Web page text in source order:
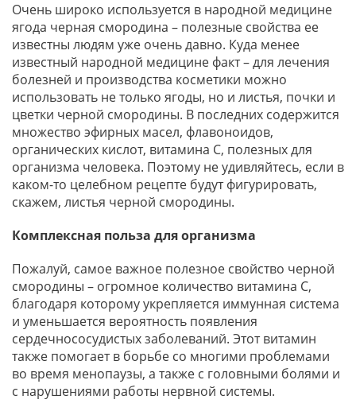
Очень широко используется в народной медицине
ягода черная смородина – полезные свойства ее
известны людям уже очень давно. Куда менее
известный народной медицине факт – для лечения
болезней и производства косметики можно
использовать не только ягоды, но и листья, почки и
цветки черной смородины. В последних содержится
множество эфирных масел, флавоноидов,
органических кислот, витамина С, полезных для
организма человека. Поэтому не удивляйтесь, если в
каком-то целебном рецепте будут фигурировать,
скажем, листья черной смородины.
Комплексная польза для организма
Пожалуй, самое важное полезное свойство черной
смородины – огромное количество витамина С,
благодаря которому укрепляется иммунная система
и уменьшается вероятность появления
сердечнососудистых заболеваний. Этот витамин
также помогает в борьбе со многими проблемами
во время менопаузы, а также с головными болями и
с нарушениями работы нервной системы.